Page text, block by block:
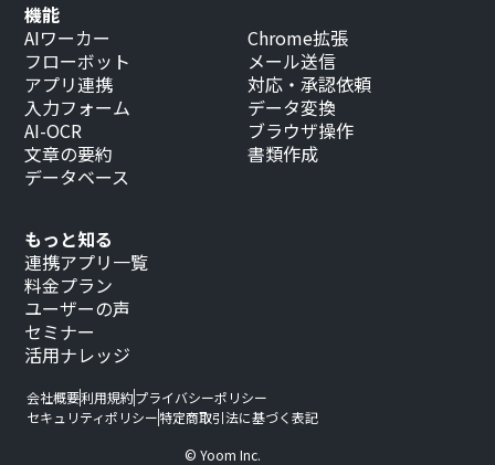
もっと知る
連携アプリ一覧
料金プラン
ユーザーの声
セミナー
活用ナレッジ
機能
AIワーカー
フローボット
アプリ連携
入力フォーム
AI-OCR
文章の要約
データベース
Chrome拡張
メール送信
対応・承認依頼
データ変換
ブラウザ操作
書類作成
会社概要利用規約プライバシーポリシー
セキュリティポリシー特定商取引法に基づく表記
© Yoom Inc.